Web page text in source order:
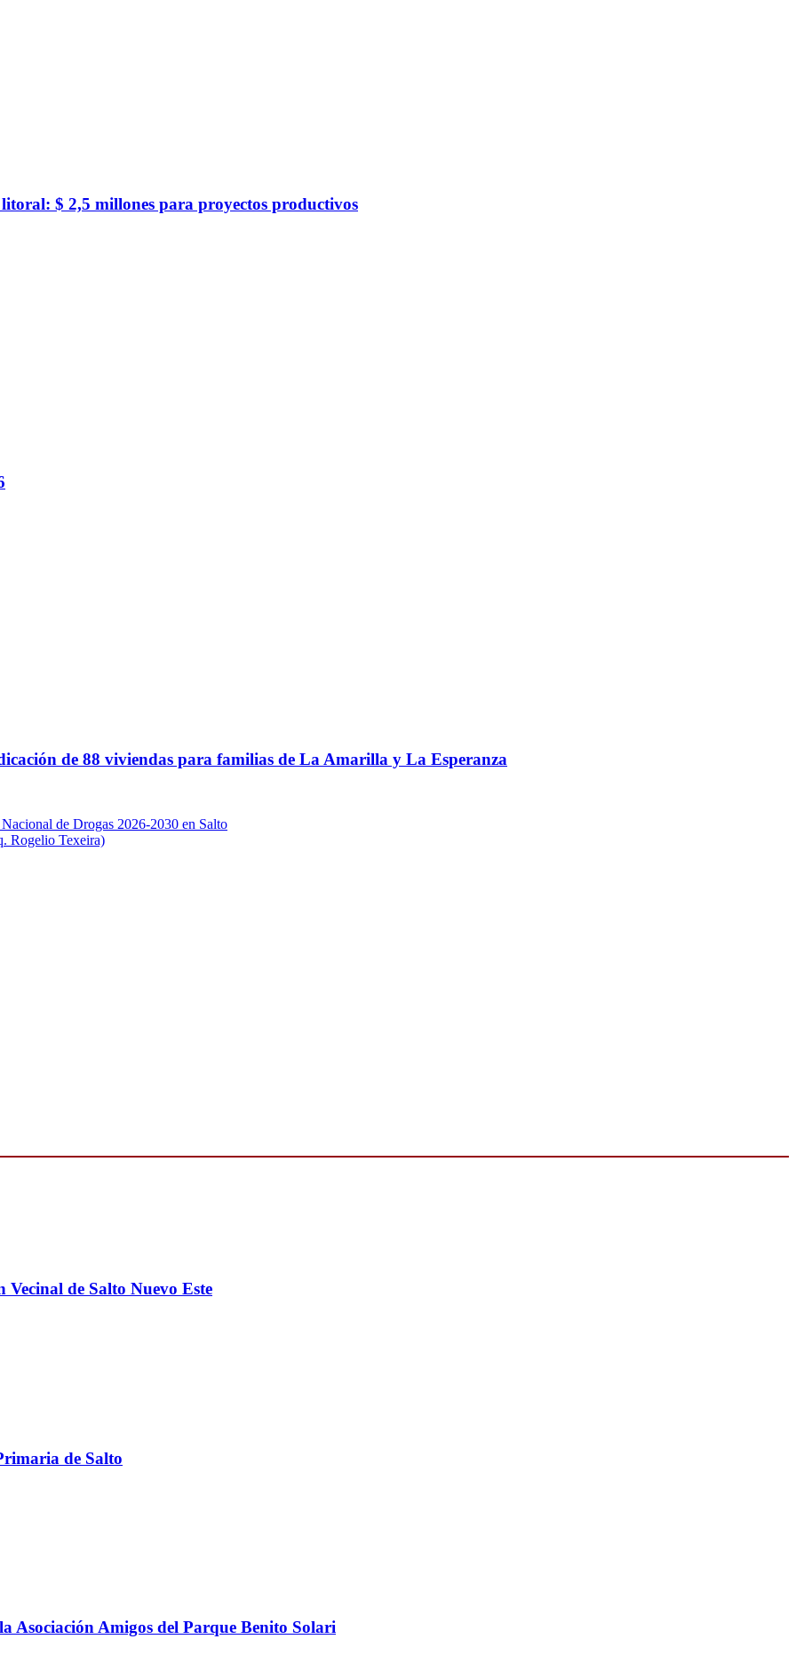
$ 2,5 millones para proyectos productivos
de 88 viviendas para familias de La Amarilla y La Esperanza
de Drogas 2026-2030 en Salto
Rogelio Texeira)
de Salto Nuevo Este
de Salto
Asociación Amigos del Parque Benito Solari